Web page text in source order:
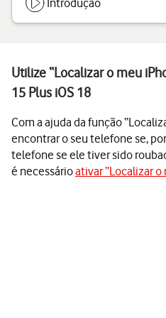
Introdução
Utilize “Localizar o meu
15 Plus iOS 18
Com a ajuda da função
encontrar o seu telefone se,
telefone se ele tiver sido
é necessárioativar “Localizar o